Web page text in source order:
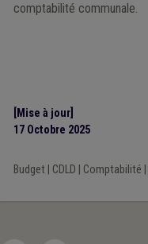
comptabilité communale.
[Mise à jour]
17 Octobre 2025
Budget| CDLD Comptabilité